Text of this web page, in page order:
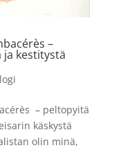
–
kestitystä
– peltopyitä
käskystä
olin minä,